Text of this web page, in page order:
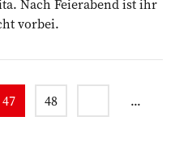
Nach Feierabend ist ihr
vorbei.
47 48
...